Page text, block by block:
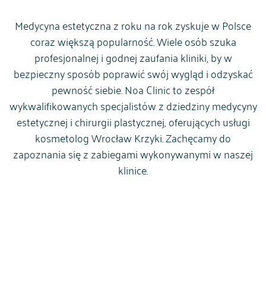
Medycyna estetyczna z roku na rok zyskuje w Polsce
coraz większą popularność. Wiele osób szuka
profesjonalnej i godnej zaufania kliniki, by w
bezpieczny sposób poprawić swój wygląd i odzyskać
pewność siebie. Noa Clinic to zespół
wykwalifikowanych specjalistów z dziedziny medycyny
estetycznej i chirurgii plastycznej, oferujących usługi
kosmetolog Wrocław Krzyki. Zachęcamy do
zapoznania się z zabiegami wykonywanymi w naszej
klinice.